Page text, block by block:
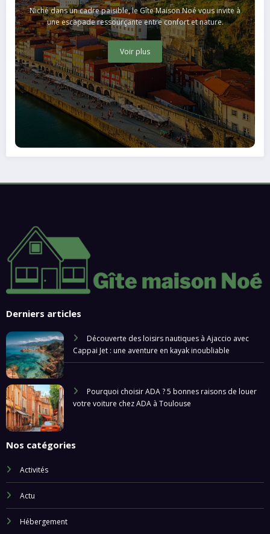
Niché dans un cadre paisible, le Gîte Maison Noé vous invite à
une escapade ressourçante entre confort et nature.
Voir plus
Derniers articles
Découverte des loisirs nautiques à Ajaccio avec
Cappai Jet : une aventure en kayak inoubliable
Pourquoi choisir ADA ? 5 bonnes raisons de louer
votre voiture chez ADA à Toulouse
Nos catégories
Activités
Actu
Hébergement